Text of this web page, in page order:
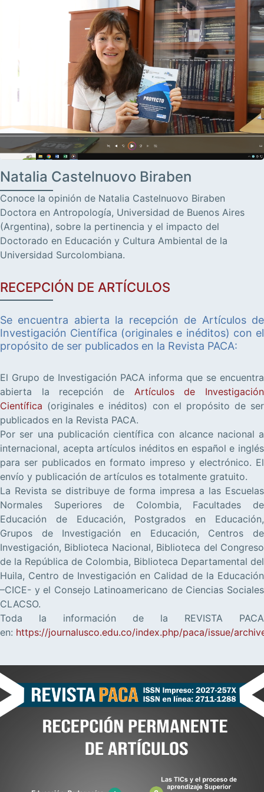
Natalia Castelnuovo Biraben
Conoce la opinión de Natalia Castelnuovo Biraben
Doctora en Antropología, Universidad de Buenos Aires
(Argentina), sobre la pertinencia y el impacto del
Doctorado en Educación y Cultura Ambiental de la
Universidad Surcolombiana.
RECEPCIÓN DE ARTÍCULOS
Se encuentra abierta la recepción de Artículos de
Investigación Científica (originales e inéditos) con el
propósito de ser publicados en la Revista PACA:
El Grupo de Investigación PACA informa que se encuentra
abierta la recepción de Artículos de Investigación
Científica (originales e inéditos) con el propósito de ser
publicados en la Revista PACA.
Por ser una publicación científica con alcance nacional a
internacional, acepta artículos inéditos en español e inglés
para ser publicados en formato impreso y electrónico. El
envío y publicación de artículos es totalmente gratuito.
La Revista se distribuye de forma impresa a las Escuelas
Normales Superiores de Colombia, Facultades de
Educación de Educación, Postgrados en Educación,
Grupos de Investigación en Educación, Centros de
Investigación, Biblioteca Nacional, Biblioteca del Congreso
de la República de Colombia, Biblioteca Departamental del
Huila, Centro de Investigación en Calidad de la Educación
–CICE- y el Consejo Latinoamericano de Ciencias Sociales
CLACSO.
Toda la información de la REVISTA PACA
en: https://journalusco.edu.co/index.php/paca/issue/